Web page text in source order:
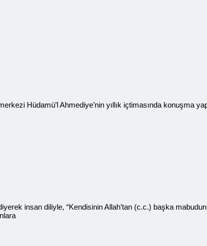
Hüdamü’l Ahmediye’nin yıllık içtimasında konuşma
insan diliyle, “Kendisinin Allah’tan (c.c.) başka